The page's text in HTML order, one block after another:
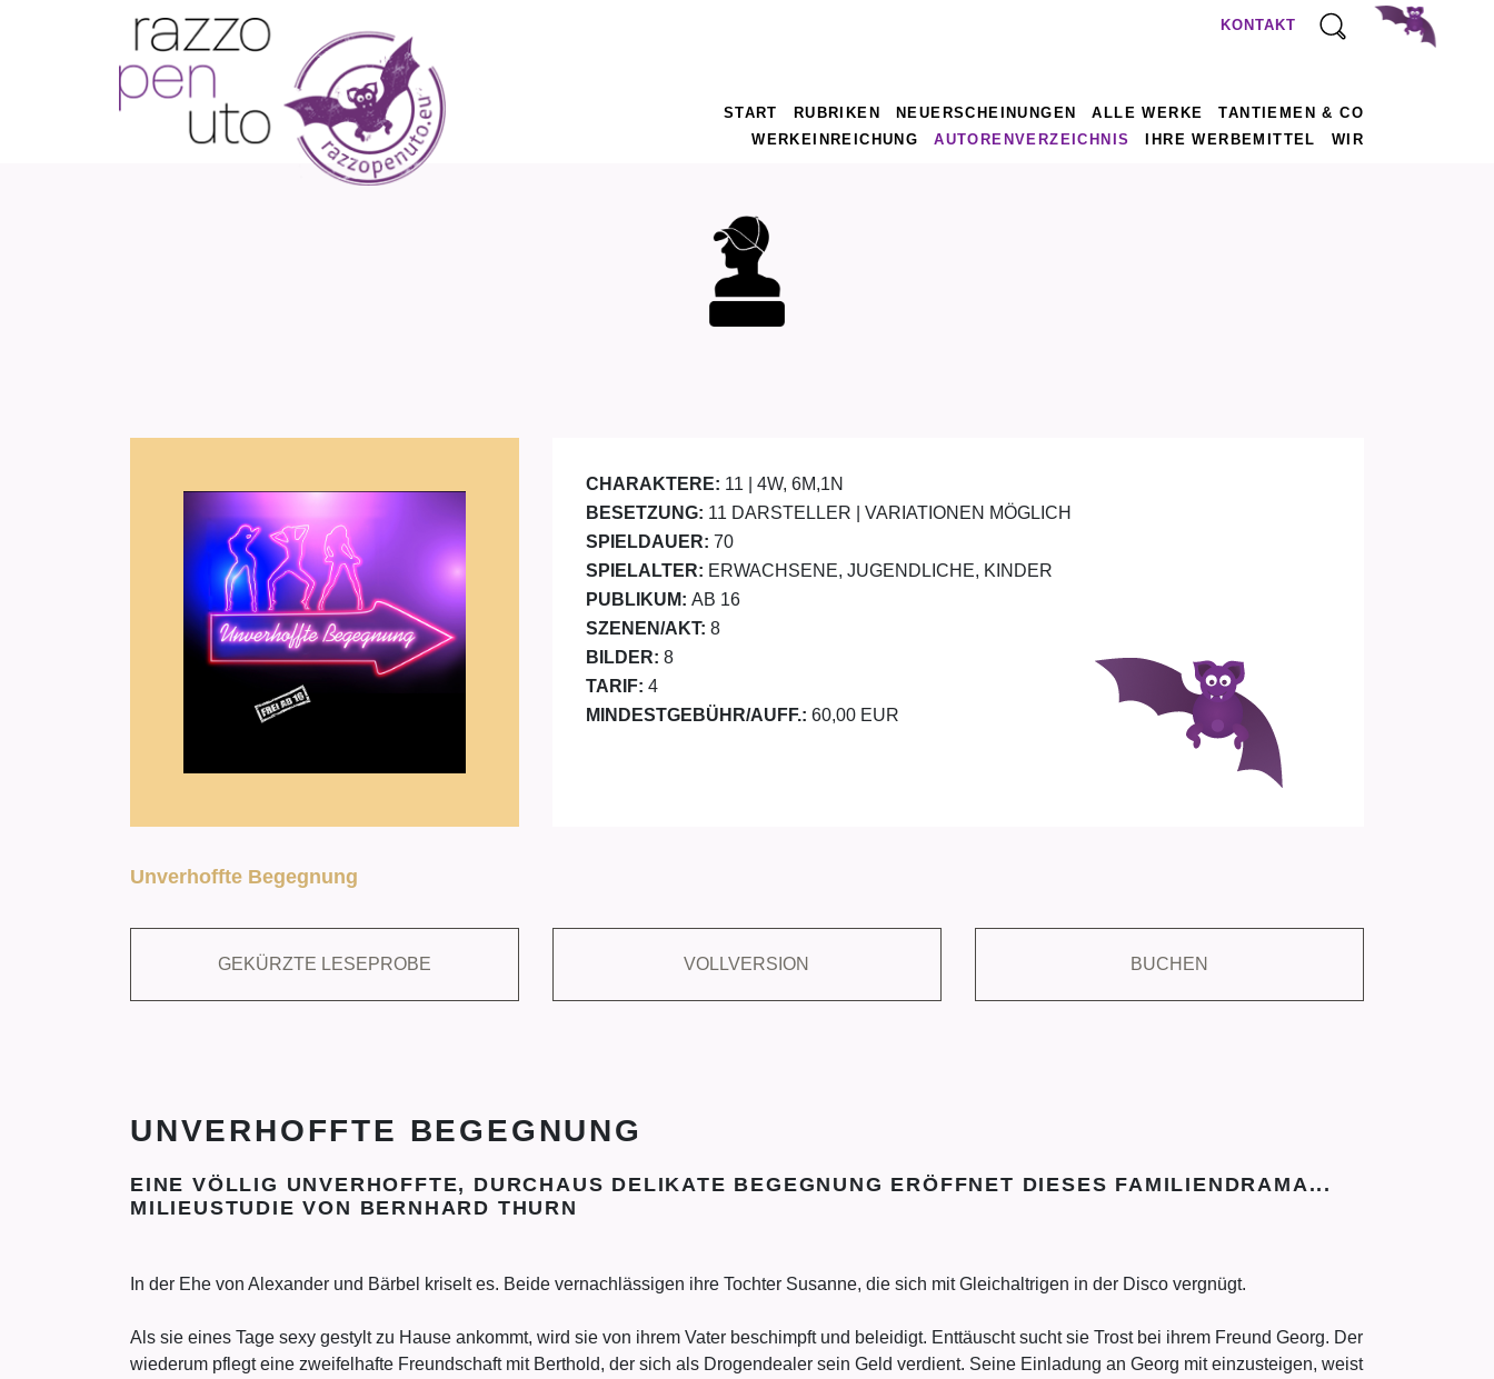
KONTAKT
START RUBRIKEN NEUERSCHEINUNGEN ALLE WERKE
TANTIEMEN & CO
WERKEINREICHUNG
AUTORENVERZEICHNIS IHRE WERBEMITTEL WIR
CHARAKTERE: 11 | 4W, 6M,1N
BESETZUNG: 11 DARSTELLER | VARIATIONEN MÖGLICH
SPIELDAUER: 70
SPIELALTER: ERWACHSENE, JUGENDLICHE, KINDER
PUBLIKUM: AB 16
SZENEN/AKT: 8
BILDER: 8
TARIF: 4
MINDESTGEBÜHR/AUFF.: 60,00 EUR
Unverhoffte Begegnung
GEKÜRZTE LESEPROBE VOLLVERSION BUCHEN
UNVERHOFFTE BEGEGNUNG
EINE VÖLLIG UNVERHOFFTE, DURCHAUS DELIKATE BEGEGNUNG ERÖFFNET DIESES FAMILIENDRAMA...
MILIEUSTUDIE VON BERNHARD THURN
In der Ehe von Alexander und Bärbel kriselt es. Beide vernachlässigen ihre Tochter Susanne, die sich mit Gleichaltrigen in der Disco vergnügt.
Als sie eines Tage sexy gestylt zu Hause ankommt, wird sie von ihrem Vater beschimpft und beleidigt. Enttäuscht sucht sie Trost bei ihrem Freund Georg. Der
wiederum pflegt eine zweifelhafte Freundschaft mit Berthold, der sich als Drogendealer sein Geld verdient. Seine Einladung an Georg mit einzusteigen, weist